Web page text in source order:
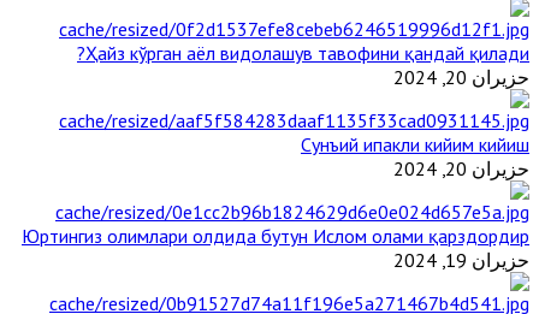
Ҳайз кўрган аёл видолашув тавофини қандай қилади?
حزيران 20, 2024
Сунъий ипакли кийим кийиш
حزيران 20, 2024
Юртингиз олимлари олдида бутун Ислом олами қарздордир
حزيران 19, 2024